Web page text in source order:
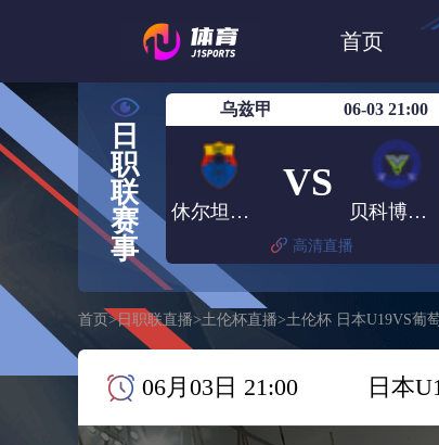
首页
日
职
联
赛
事
乌兹甲 06-03 21:00
休尔坦古佐
VS
贝科博德冶金
高清直播
首页 >日职联直播>土伦杯直播>土伦杯 日本U19VS葡
06月03日 21:00 日本